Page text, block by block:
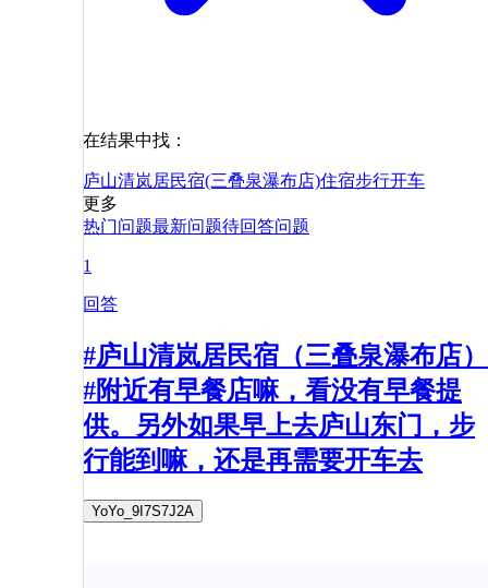
在结果中找：
庐山清岚居民宿(三叠泉瀑布店)住宿步行开车
更多
热门问题最新问题待回答问题
1
回答
#庐山清岚居民宿（三叠泉瀑布店）
#附近有早餐店嘛，看没有早餐提
供。另外如果早上去庐山东门，步
行能到嘛，还是再需要开车去
YoYo_9I7S7J2A